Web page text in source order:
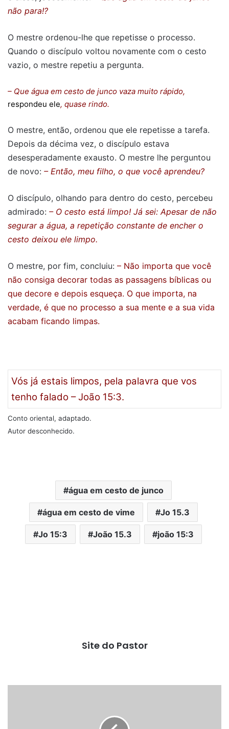
não para!?
O mestre ordenou-lhe que repetisse o processo.
Quando o discípulo voltou novamente com o cesto
vazio, o mestre repetiu a pergunta.
– Que água em cesto de junco vaza muito rápido,
respondeu ele, quase rindo.
O mestre, então, ordenou que ele repetisse a tarefa.
Depois da décima vez, o discípulo estava
desesperadamente exausto. O mestre lhe perguntou
de novo: – Então, meu filho, o que você aprendeu?
O discípulo, olhando para dentro do cesto, percebeu
admirado: – O cesto está limpo! Já sei: Apesar de não
segurar a água, a repetição constante de encher o
cesto deixou ele limpo.
O mestre, por fim, concluiu: – Não importa que você
não consiga decorar todas as passagens bíblicas ou
que decore e depois esqueça. O que importa, na
verdade, é que no processo a sua mente e a sua vida
acabam ficando limpas.
Vós já estais limpos, pela palavra que vos
tenho falado – João 15:3.
Conto oriental, adaptado.
Autor desconhecido.
água em cesto de junco
água em cesto de vime Jo 15.3
Jo 15:3 João 15.3 joão 15:3
Site do Pastor